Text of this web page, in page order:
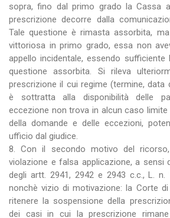
sopra, fino dal primo grado la Cassa
prescrizione decorre dalla
Tale questione è rimasta assorbita,
vittoriosa in primo grado, essa non
appello incidentale, essendo sufficiente
questione assorbita. Si rileva
prescrizione il cui regime (termine, data
è sottratta alla disponibilità delle
eccezione non trova in alcun caso
della domande e delle eccezioni,
ufficio dal giudice.
8. Con il secondo motivo del
violazione e falsa applicazione, a sensi
degli artt. 2941, 2942 e 2943 c.c., L. n.
nonchè vizio di motivazione: la Corte
ritenere la sospensione della
dei casi in cui la prescrizione